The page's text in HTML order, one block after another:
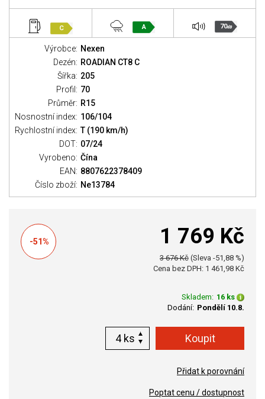
C A 70dB
Výrobce: Nexen
Dezén: ROADIAN CT8 C
Šířka: 205
Profil: 70
Průměr: R15
Nosnostní index: 106/104
Rychlostní index: T (190 km/h)
DOT: 07/24
Vyrobeno: Čína
EAN: 8807622378409
Číslo zboží: Ne13784
-51% 1 769 Kč
3 676 Kč (Sleva -51,88 %)
Cena bez DPH: 1 461,98 Kč
Skladem: 16 ks
Dodání: Pondělí 10.8.
ks
Přidat k porovnání
Poptat cenu / dostupnost